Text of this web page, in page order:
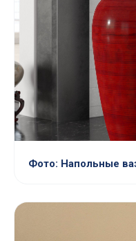
Фото: Напольные